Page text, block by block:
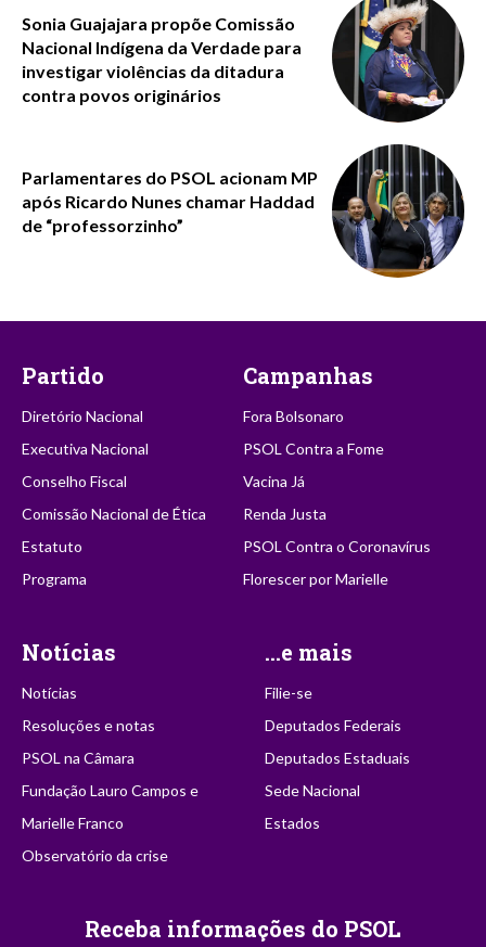
Sonia Guajajara propõe Comissão
Nacional Indígena da Verdade para
investigar violências da ditadura
contra povos originários
Parlamentares do PSOL acionam MP
após Ricardo Nunes chamar Haddad
de “professorzinho”
Partido
Diretório Nacional
Executiva Nacional
Conselho Fiscal
Comissão Nacional de Ética
Estatuto
Programa
Campanhas
Fora Bolsonaro
PSOL Contra a Fome
Vacina Já
Renda Justa
PSOL Contra o Coronavírus
Florescer por Marielle
Notícias
Notícias
Resoluções e notas
PSOL na Câmara
Fundação Lauro Campos e
Marielle Franco
Observatório da crise
...e mais
Filie-se
Deputados Federais
Deputados Estaduais
Sede Nacional
Estados
Receba informações do PSOL